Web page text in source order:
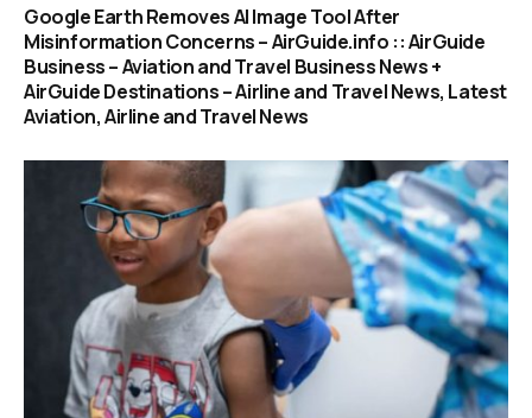
Google Earth Removes AI Image Tool After
Misinformation Concerns – AirGuide.info :: AirGuide
Business – Aviation and Travel Business News +
AirGuide Destinations – Airline and Travel News, Latest
Aviation, Airline and Travel News